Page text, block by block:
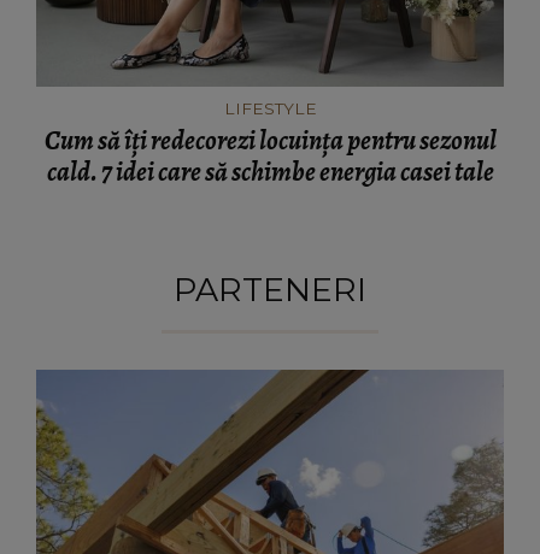
LIFESTYLE
Cum să îți redecorezi locuința pentru sezonul
cald. 7 idei care să schimbe energia casei tale
PARTENERI